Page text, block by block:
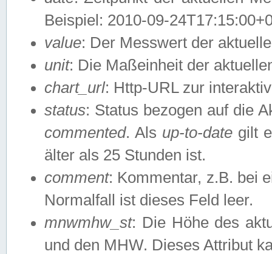
Beispiel: 2010-09-
value: Der Messwert der
unit: Die Maßeinheit der
chart_url: Http-URL zur
status: Status bezogen auf die
commented. Als up-to-date gilt
älter als 25 Stunden ist.
comment: Kommentar, z.B. bei
Normalfall ist dieses Feld leer.
mnwmhw_st: Die Höhe des
und den MHW. Dieses Attribut